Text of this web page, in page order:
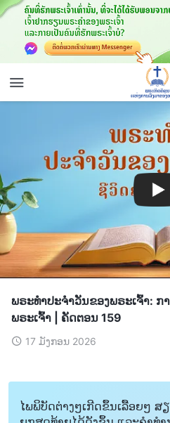
ພຣະທຳປະຈຳວັນຂອງພຣະເຈົ້າ:
ພຣະເຈົ້າ | ຄັດຕອນ 159
17 ມັງກອນ 2026
ໄພພິບັດຕ່າງໆເກີດຂຶ້ນເລື້ອຍໆ ສ